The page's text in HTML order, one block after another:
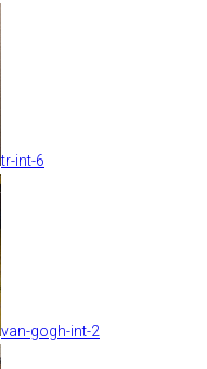
tr-int-6
van-gogh-int-2